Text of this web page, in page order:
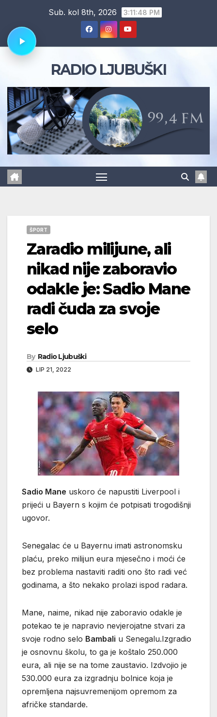
content
Sub. kol 8th, 2026 3:11:49 PM
RADIO LJUBUŠKI
ŠPORT
Zaradio milijune, ali
nikad nije zaboravio
odakle je: Sadio Mane
radi čuda za svoje
selo
By Radio Ljubuški
LIP 21, 2022
Sadio Mane uskoro će napustiti Liverpool i
prijeći u Bayern s kojim će potpisati trogodišnji
ugovor.
Senegalac će u Bayernu imati astronomsku
plaću, preko milijun eura mjesečno i moći će
bez problema nastaviti raditi ono što radi već
godinama, a što nekako prolazi ispod radara.
Mane, naime, nikad nije zaboravio odakle je
potekao te je napravio nevjerojatne stvari za
svoje rodno selo Bambali u Senegalu.Izgradio
je osnovnu školu, to ga je koštalo 250.000
eura, ali nije se na tome zaustavio. Izdvojio je
530.000 eura za izgradnju bolnice koja je
opremljena najsuvremenijom opremom za
afričke standarde.